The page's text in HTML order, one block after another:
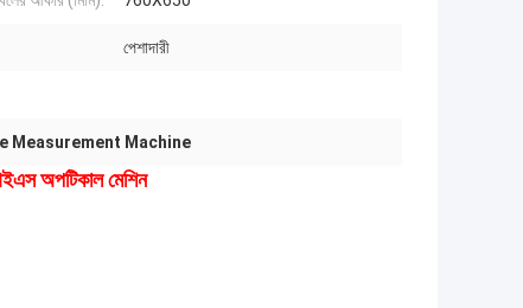
পেশাদারী
Measurement Machine
অপটিকাল মেশিন